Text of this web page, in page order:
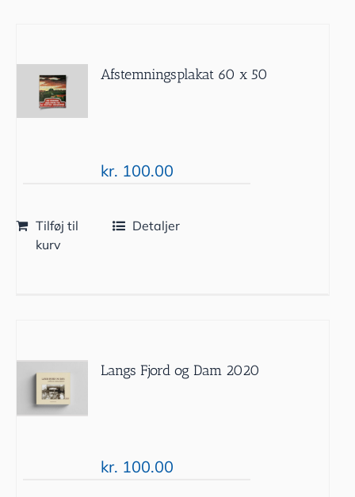
Afstemningsplakat 60 x 50
kr. 100.00
Tilføj til
kurv
Detaljer
Langs Fjord og Dam 2020
kr. 100.00